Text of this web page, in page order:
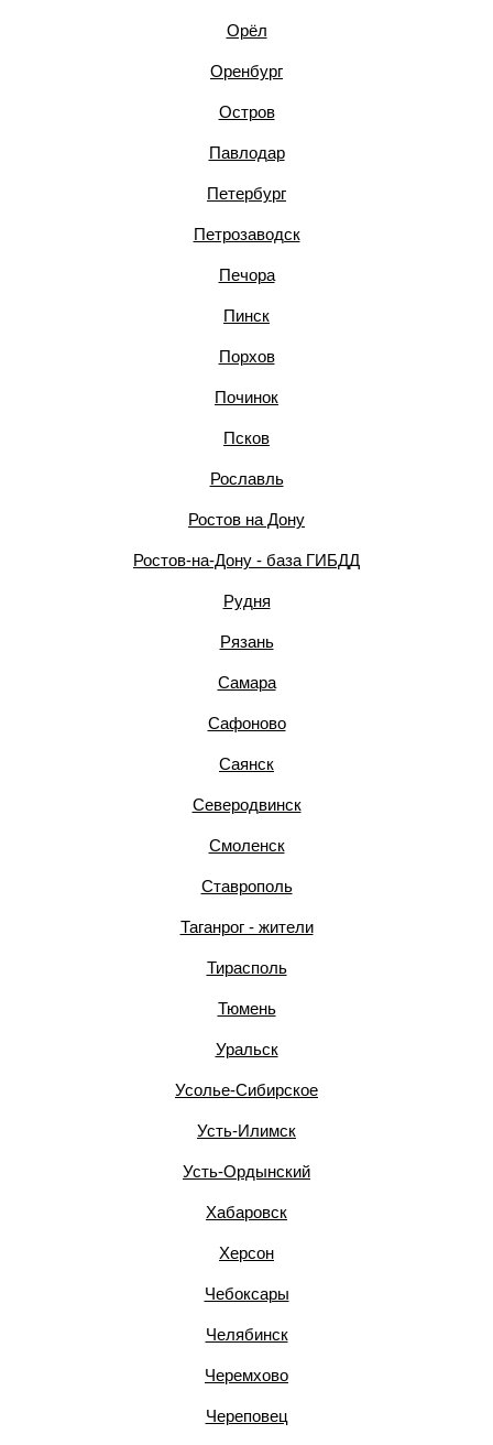
Орёл
Оренбург
Остров
Павлодар
Петербург
Петрозаводск
Печора
Пинск
Порхов
Починок
Псков
Рославль
Ростов на Дону
Ростов-на-Дону - база ГИБДД
Рудня
Рязань
Самара
Сафоново
Саянск
Северодвинск
Смоленск
Ставрополь
Таганрог - жители
Тирасполь
Тюмень
Уральск
Усолье-Сибирское
Усть-Илимск
Усть-Ордынский
Хабаровск
Херсон
Чебоксары
Челябинск
Черемхово
Череповец